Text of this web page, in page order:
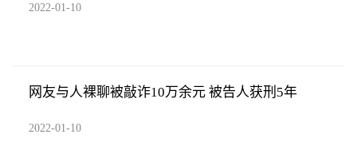
2022-01-10
网友与人裸聊被敲诈10万余元 被告人获刑5年
2022-01-10